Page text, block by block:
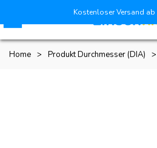
Home > Produkt Durchmesser (DIA) >
Kostenloser Versand ab